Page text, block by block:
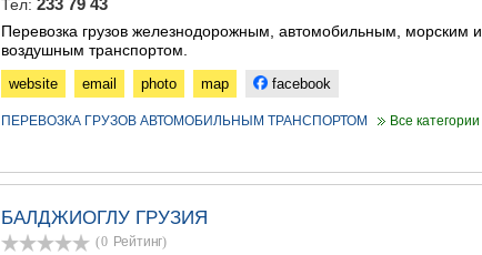
Тел:
Перевозка грузов железнодорожным, aвтомобильным, морским и
воздушным транспортом.
website email photo map facebook
ПЕРЕВОЗКА ГРУЗОВ АВТОМОБИЛЬНЫМ ТРАНСПОРТОМ
Все категории
БАЛДЖИОГЛУ ГРУЗИЯ
(0 Рейтинг)